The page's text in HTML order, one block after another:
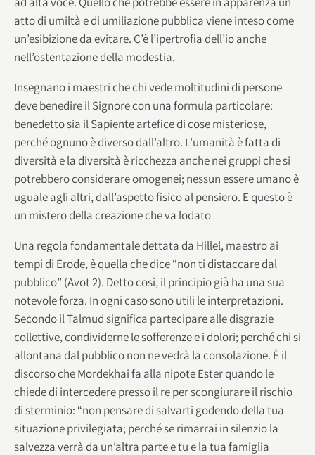
atto di umiltà e di umiliazione pubblica viene inteso come
un’esibizione da evitare. C’è l’ipertrofia dell’io anche
nell’ostentazione della modestia.
Insegnano i maestri che chi vede moltitudini di persone
deve benedire il Signore con una formula particolare:
benedetto sia il Sapiente artefice di cose misteriose,
perché ognuno è diverso dall’altro. L’umanità è fatta di
diversità e la diversità è ricchezza anche nei gruppi che si
potrebbero considerare omogenei; nessun essere umano è
uguale agli altri, dall’aspetto fisico al pensiero. E questo è
un mistero della creazione che va lodato
Una regola fondamentale dettata da Hillel, maestro ai
tempi di Erode, è quella che dice “non ti distaccare dal
pubblico” (Avot 2). Detto così, il principio già ha una sua
notevole forza. In ogni caso sono utili le interpretazioni.
Secondo il Talmud significa partecipare alle disgrazie
collettive, condividerne le sofferenze e i dolori; perché chi si
allontana dal pubblico non ne vedrà la consolazione. È il
discorso che Mordekhai fa alla nipote Ester quando le
chiede di intercedere presso il re per scongiurare il rischio
di sterminio: “non pensare di salvarti godendo della tua
situazione privilegiata; perché se rimarrai in silenzio la
salvezza verrà da un’altra parte e tu e la tua famiglia